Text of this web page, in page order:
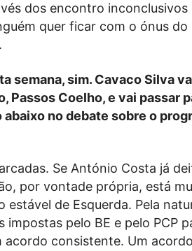
dos encontro inconclusivos
quer ficar com o ónus do
semana, sim. Cavaco Silva
Passos Coelho, e vai passar
no debate sobre o
Se António Costa já
por vontade própria, está
de Esquerda. Pela
pelo BE e pelo PCP
acordo consistente. Um